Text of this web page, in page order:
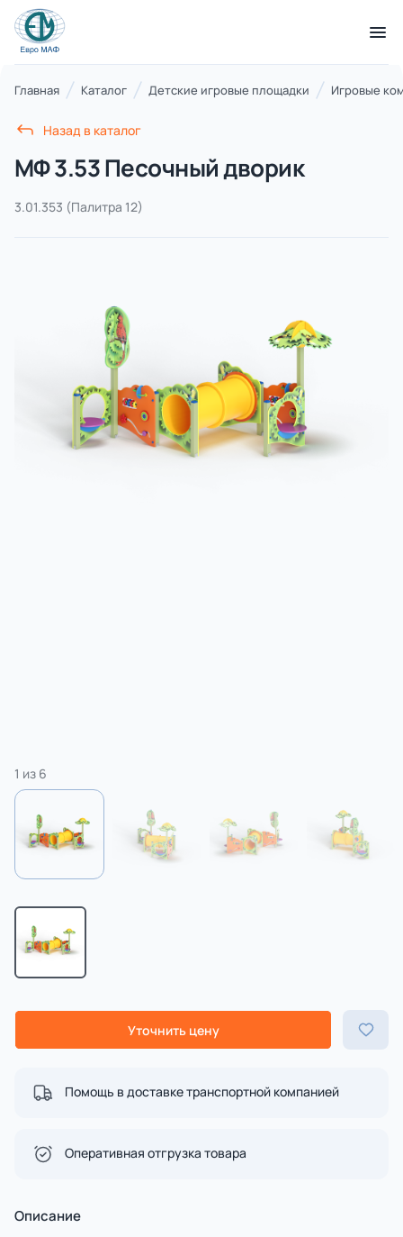
КАТАЛОГ ТОВАРОВ
21 категория
Детские игровые площадки
7 категорий
Комплексы для лазания
3 категории
Главная Каталог Детские игровые площадки Игровые
Назад в каталог
МФ 3.53 Песочный дворик
3.01.353 (Палитра 12)
1 из 6
Уточнить цену
Помощь в доставке транспортной компанией
Оперативная отгрузка товара
Описание